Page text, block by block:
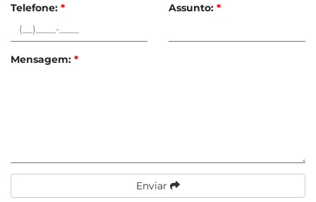
Telefone: * Assunto: *
Mensagem: *
Enviar